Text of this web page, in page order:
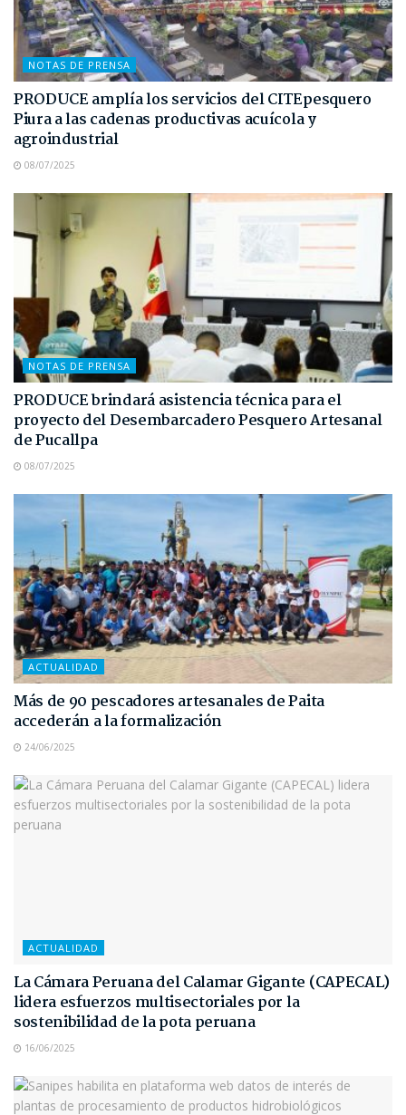
NOTAS DE PRENSA
PRODUCE amplía los servicios del CITEpesquero
Piura a las cadenas productivas acuícola y
agroindustrial
08/07/2025
NOTAS DE PRENSA
PRODUCE brindará asistencia técnica para el
proyecto del Desembarcadero Pesquero Artesanal
de Pucallpa
08/07/2025
ACTUALIDAD
Más de 90 pescadores artesanales de Paita
accederán a la formalización
24/06/2025
ACTUALIDAD
La Cámara Peruana del Calamar Gigante (CAPECAL)
lidera esfuerzos multisectoriales por la
sostenibilidad de la pota peruana
16/06/2025